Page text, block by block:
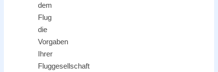
dem
Flug
die
Vorgaben
Ihrer
Fluggesellschaft